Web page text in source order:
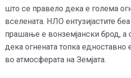
што се правело дека е голема
вселената. НЛО ентузијастите
прашање е вонземјански брод, а
дека огнената топка едноставно
во атмосферата на Земјата.